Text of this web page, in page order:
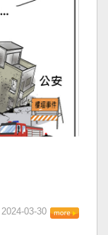
2024-03-30